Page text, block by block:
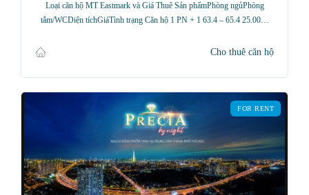
Loại căn hộ MT Eastmark và Giá Thuê Sản phẩmPhòng ngủPhòng
tắm/WCDiện tíchGiáTình trạng Căn hộ 1 PN + 1 63.4 – 65.4 25.00…
Cho thuê căn hộ
FOR RENT